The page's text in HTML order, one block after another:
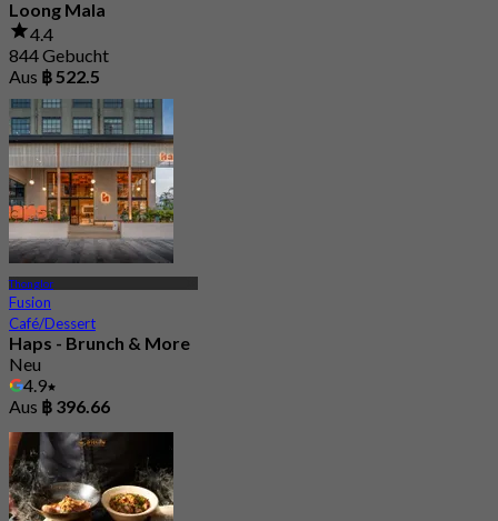
Loong Mala
4.4
844 Gebucht
Aus ฿ 522.5
Thonglor
Fusion
Café/Dessert
Haps - Brunch & More
Neu
4.9
Aus ฿ 396.66